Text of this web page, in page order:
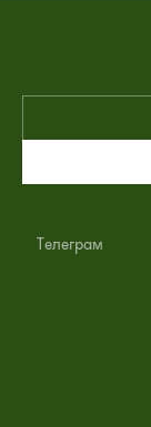
Телеграм